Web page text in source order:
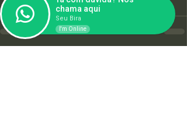
chama aqui
Seu Bira
I'm Online